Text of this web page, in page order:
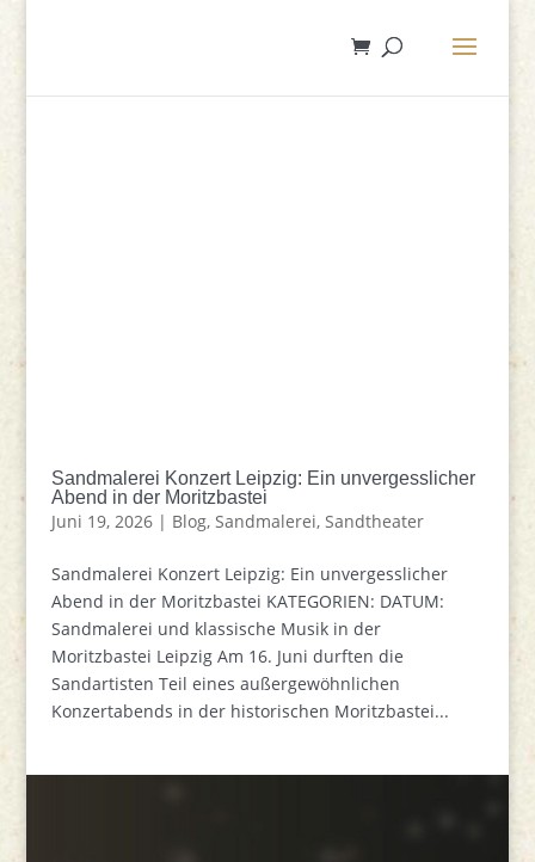
Sandmalerei Konzert Leipzig: Ein unvergesslicher
Abend in der Moritzbastei
Juni 19, 2026| Blog, Sandmalerei, Sandtheater
Sandmalerei Konzert Leipzig: Ein unvergesslicher
Abend in der Moritzbastei KATEGORIEN: DATUM:
Sandmalerei und klassische Musik in der
Moritzbastei Leipzig Am 16. Juni durften die
Sandartisten Teil eines außergewöhnlichen
Konzertabends in der historischen Moritzbastei...